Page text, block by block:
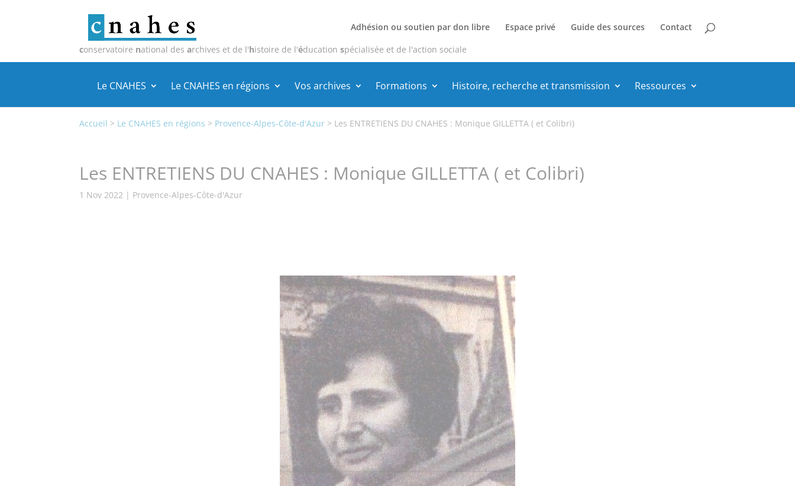
Adhésion ou soutien par don libre Espace privé Guide des sources
Contact
conservatoire national desarchives et de l'histoire de l'éducationspécialisée et de l'action sociale
Le CNAHES Le CNAHES en régions Vos archives Formations Histoire, recherche et transmission Ressources
Accueil > Le CNAHES en régions > Provence-Alpes-Côte-d'Azur > Les ENTRETIENS DU CNAHES : Monique GILLETTA ( et Colibri)
Les ENTRETIENS DU CNAHES : Monique GILLETTA ( et Colibri)
1 Nov 2022 | Provence-Alpes-Côte-d'Azur